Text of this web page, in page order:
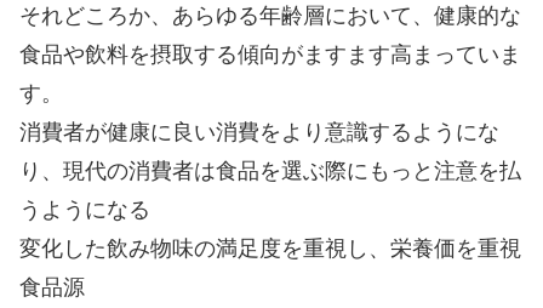
それどころか、あらゆる年齢層において、健康的な
食品や飲料を摂取する傾向がますます高まっていま
す。
消費者が健康に良い消費をより意識するようにな
り、現代の消費者は食品を選ぶ際にもっと注意を払
うようになる
変化した飲み物味の満足度を重視し、栄養価を重視
食品源